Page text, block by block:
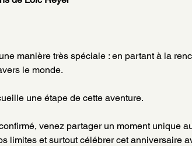
manière très spéciale : en partant à la
le monde.
une étape de cette aventure.
venez partager un moment unique
limites et surtout célébrer cet anniversaire